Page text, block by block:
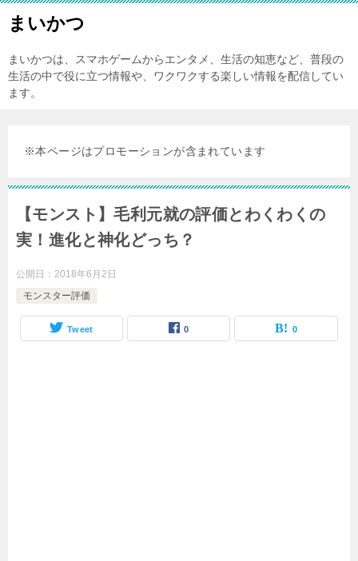
まいかつ
まいかつは、スマホゲームからエンタメ、生活の知恵など、普段の
生活の中で役に立つ情報や、ワクワクする楽しい情報を配信してい
ます。
※本ページはプロモーションが含まれています
【モンスト】毛利元就の評価とわくわくの
実！進化と神化どっち？
公開日： 2018年6月2日
モンスター評価
Tweet 0 0